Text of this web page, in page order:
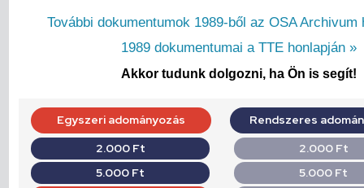
További dokumentumok 1989-ből az OSA Archivum
1989 dokumentumai a TTE honlapján »
Akkor tudunk dolgozni, ha Ön is segít!